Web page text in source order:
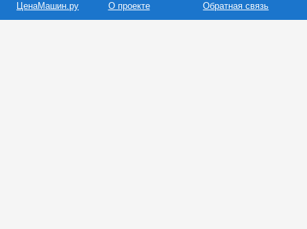
ЦенаМашин.ру
О проекте
Обратная связь